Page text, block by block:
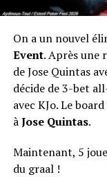
On a un nouvel
Event. Après une
de Jose Quintas
décide de 3-bet
avec KJo. Le
àJose Quintas.
Maintenant, 5
du graal !